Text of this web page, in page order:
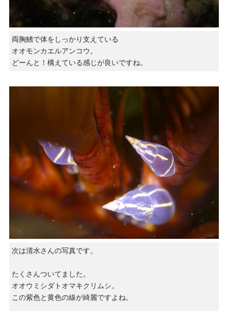
両胸鰭で体をしっかり支えている
オオモンカエルアンコウ。
どーんと！構えている感じが良いですね。
次は清水さんの写真です。
たくさんついてました。
オオウミシダトオマキクリムシ。
この紫色と黄色の線が綺麗ですよね。